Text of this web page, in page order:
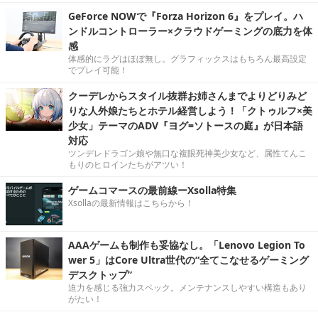
GeForce NOWで『Forza Horizon 6』をプレイ。ハ
ンドルコントローラー×クラウドゲーミングの底力を体
感
体感的にラグはほぼ無し。グラフィックスはもちろん最高設定
でプレイ可能！
クーデレからスタイル抜群お姉さんまでよりどりみど
りな人外娘たちとホテル経営しよう！「クトゥルフ×美
少女」テーマのADV『ヨグ=ソトースの庭』が日本語
対応
ツンデレドラゴン娘や無口な複眼死神美少女など、属性てんこ
もりのヒロインたちがアツい！
ゲームコマースの最前線ーXsolla特集
Xsollaの最新情報はこちらから！
AAAゲームも制作も妥協なし。「Lenovo Legion To
wer 5」はCore Ultra世代の“全てこなせるゲーミング
デスクトップ”
迫力を感じる強力スペック。メンテナンスしやすい構造もあり
がたい！